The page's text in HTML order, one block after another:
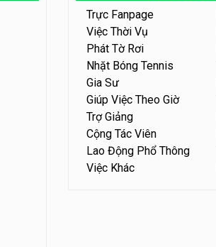
Trực Fanpage
Việc Thời Vụ
Phát Tờ Rơi
Nhặt Bóng Tennis
Gia Sư
Giúp Việc Theo Giờ
Trợ Giảng
Cộng Tác Viên
Lao Động Phổ Thông
Việc Khác